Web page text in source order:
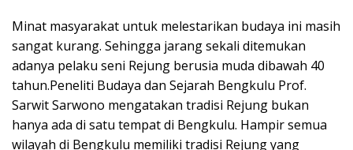
Minat masyarakat untuk melestarikan budaya ini masih
sangat kurang. Sehingga jarang sekali ditemukan
adanya pelaku seni Rejung berusia muda dibawah 40
tahun.Peneliti Budaya dan Sejarah Bengkulu Prof.
Sarwit Sarwono mengatakan tradisi Rejung bukan
hanya ada di satu tempat di Bengkulu. Hampir semua
wilayah di Bengkulu memiliki tradisi Rejung yang